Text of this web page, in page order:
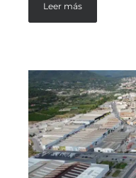
Leer más